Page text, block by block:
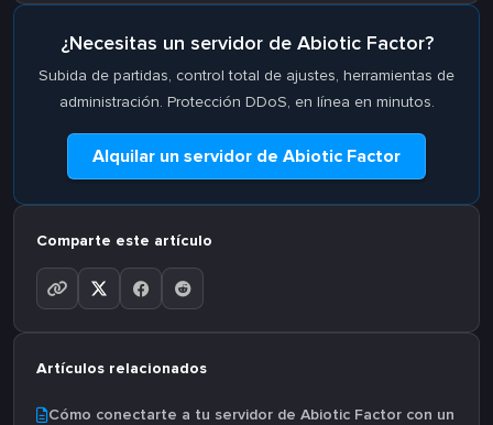
¿Necesitas un servidor de Abiotic Factor?
Subida de partidas, control total de ajustes, herramientas de
administración. Protección DDoS, en línea en minutos.
Alquilar un servidor de Abiotic Factor
Comparte este artículo
Artículos relacionados
Cómo conectarte a tu servidor de Abiotic Factor con un